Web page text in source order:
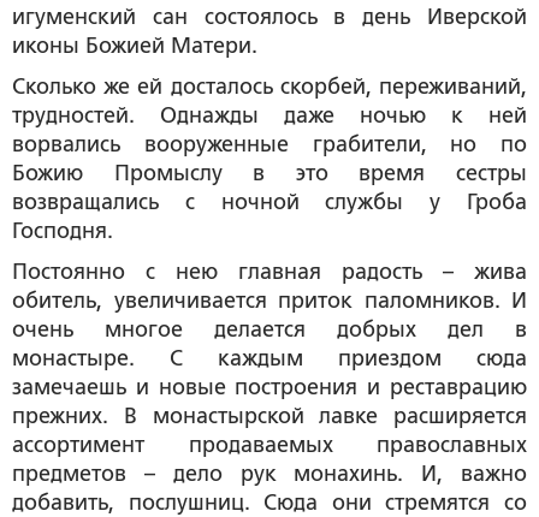
игуменский сан состоялось в день Иверской
иконы Божией Матери.
Сколько же ей досталось скорбей, переживаний,
трудностей. Однажды даже ночью к ней
ворвались вооруженные грабители, но по
Божию Промыслу в это время сестры
возвращались с ночной службы у Гроба
Господня.
Постоянно с нею главная радость – жива
обитель, увеличивается приток паломников. И
очень многое делается добрых дел в
монастыре. С каждым приездом сюда
замечаешь и новые построения и реставрацию
прежних. В монастырской лавке расширяется
ассортимент продаваемых православных
предметов – дело рук монахинь. И, важно
добавить, послушниц. Сюда они стремятся со